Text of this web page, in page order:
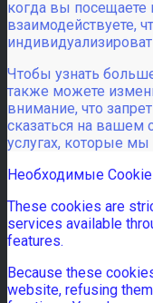
когда вы посещаете
взаимодействуете,
Чтобы узнать
также можете
внимание, что
сказаться на вашем
услугах, которые
Необходимые
These cookies are
services available
features.
Because these
website, refusing